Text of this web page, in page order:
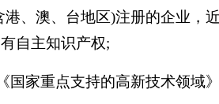
港、澳、台地区)注册的企业，
自主知识产权;
国家重点支持的高新技术领域